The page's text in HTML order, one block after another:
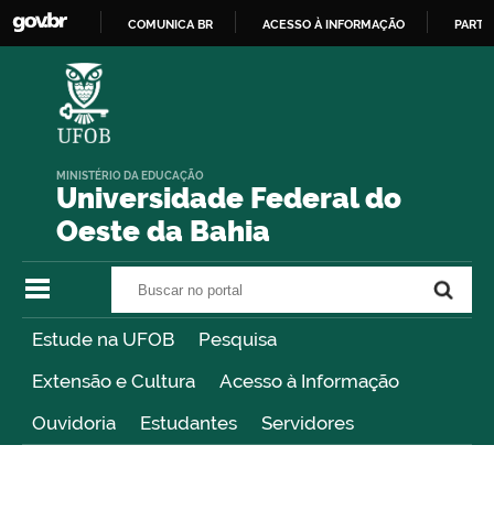
COMUNICA BR ACESSO À INFORMAÇÃO
Universidade Federal do
Oeste da Bahia
MINISTÉRIO DA EDUCAÇÃO
Estude na UFOB
Pesquisa
Extensão e Cultura
Acesso à Informação
Ouvidoria
Estudantes Servidores